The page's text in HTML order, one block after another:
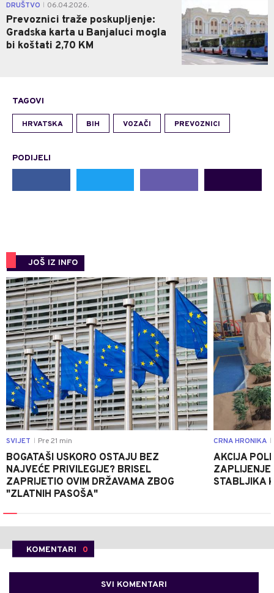
DRUŠTVO 06.04.2026.
Prevoznici traže poskupljenje:
Gradska karta u Banjaluci mogla
bi koštati 2,70 KM
TAGOVI
HRVATSKA BIH VOZAČI PREVOZNICI
PODIJELI
JOŠ IZ INFO
0
SVIJET Pre 21 min
BOGATAŠI USKORO OSTAJU BEZ
NAJVEĆE PRIVILEGIJE? BRISEL
ZAPRIJETIO OVIM DRŽAVAMA ZBOG
"ZLATNIH PASOŠA"
CRNA HRONIKA
AKCIJA
STABLJIKA
KOMENTARI 0
SVI KOMENTARI